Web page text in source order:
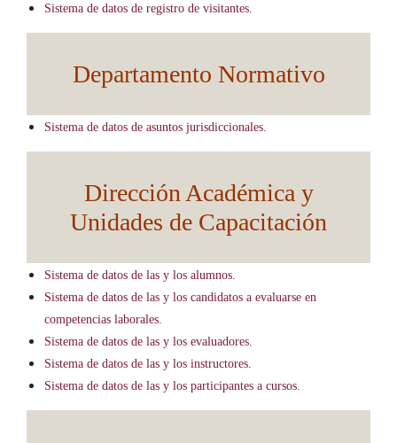
Sistema de datos de registro de visitantes.
Departamento Normativo
Sistema de datos de asuntos jurisdiccionales.
Dirección Académica y
Unidades de Capacitación
Sistema de datos de las y los alumnos.
Sistema de datos de las y los candidatos a evaluarse en
competencias laborales.
Sistema de datos de las y los evaluadores.
Sistema de datos de las y los instructores.
Sistema de datos de las y los participantes a cursos.